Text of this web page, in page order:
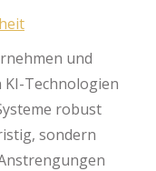
und
KI-Technologien
robust
sondern